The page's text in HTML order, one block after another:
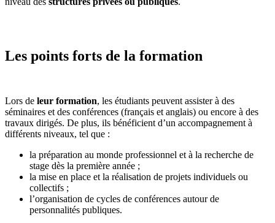
Les points forts de la formation
Lors de leur formation, les étudiants peuvent assister à des
séminaires et des conférences (français et anglais) ou encore à des
travaux dirigés. De plus, ils bénéficient d’un accompagnement à
différents niveaux, tel que :
la préparation au monde professionnel et à la recherche de
stage dès la première année ;
la mise en place et la réalisation de projets individuels ou
collectifs ;
l’organisation de cycles de conférences autour de
personnalités publiques.